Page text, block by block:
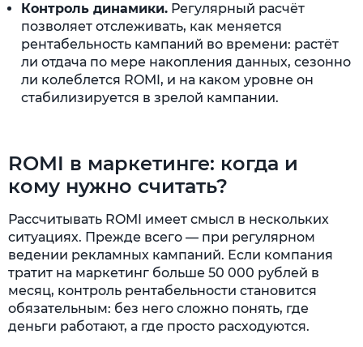
Контроль динамики. Регулярный расчёт
позволяет отслеживать, как меняется
рентабельность кампаний во времени: растёт
ли отдача по мере накопления данных, сезонно
ли колеблется ROMI, и на каком уровне он
стабилизируется в зрелой кампании.
ROMI в маркетинге: когда и
кому нужно считать?
Рассчитывать ROMI имеет смысл в нескольких
ситуациях. Прежде всего — при регулярном
ведении рекламных кампаний. Если компания
тратит на маркетинг больше 50 000 рублей в
месяц, контроль рентабельности становится
обязательным: без него сложно понять, где
деньги работают, а где просто расходуются.